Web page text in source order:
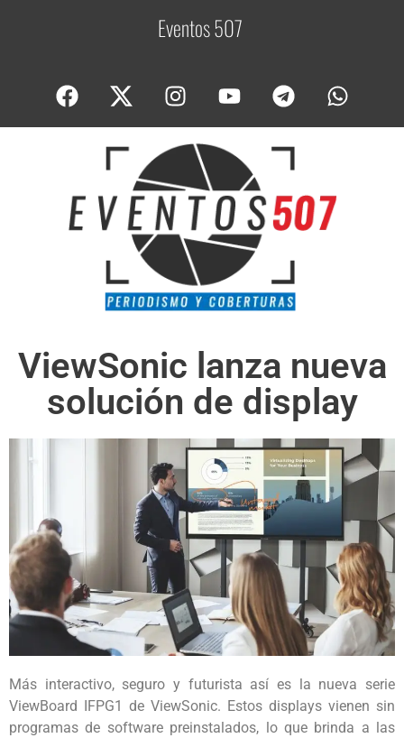
Eventos 507C
ViewSonic lanza nueva
solución de display
Más interactivo, seguro y futurista así es la nueva serie
ViewBoard IFPG1 de ViewSonic. Estos displays vienen sin
programas de software preinstalados, lo que brinda a las